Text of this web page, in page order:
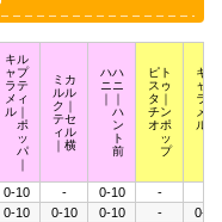
キル
ャプ
ラテ
メィ
ル｜
ポ
ッ
パ
｜
ミカ
ルル
ク｜
テセ
ィル
｜横
ハハ
ニニ
｜｜
ハ
ン
ト
前
ピト
スゥ
タ｜
チン
オポ
ッ
プ
キポ
ャッ
ラプ
メア
ルロ
0-10 - 0-10 -
0-10 0-10 0-10 -
0-10